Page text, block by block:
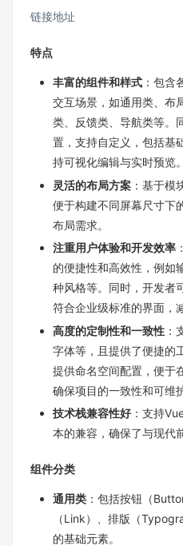
链接地址
特点
丰富的组件和样式 ：包含
交互场景，如通用类、布
类、反馈类、导航类等。
置，支持自定义，包括基
持可视化编辑与实时预览。
灵活的布局方案 ：基于模
便于构建不同屏幕尺寸下
布局需求。
注重用户体验和开发效率
的便捷性和高效性，例如
种风格等。同时，开发者
符合企业级标准的界面，
高度的定制性和一致性 ：
字体等，且提供了便捷的
提供命名空间配置，便于
确保项目的一致性和可维
技术栈兼容性好 ：支持
本的兼容，确保了与现代
组件分类
通用类 ：包括按钮（
（Link）、排版（
的基础元素。